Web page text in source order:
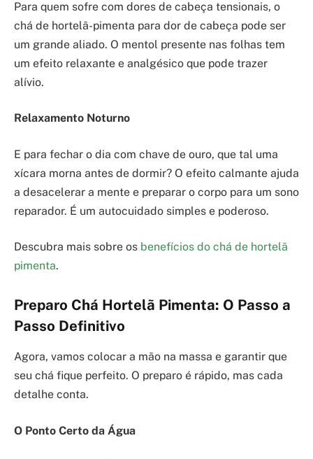
Para quem sofre com dores de cabeça tensionais, o
chá de hortelã-pimenta para dor de cabeça pode ser
um grande aliado. O mentol presente nas folhas tem
um efeito relaxante e analgésico que pode trazer
alívio.
Relaxamento Noturno
E para fechar o dia com chave de ouro, que tal uma
xícara morna antes de dormir? O efeito calmante ajuda
a desacelerar a mente e preparar o corpo para um sono
reparador. É um autocuidado simples e poderoso.
Descubra mais sobre os benefícios do chá de hortelã
pimenta.
Preparo Chá Hortelã Pimenta: O Passo a
Passo Definitivo
Agora, vamos colocar a mão na massa e garantir que
seu chá fique perfeito. O preparo é rápido, mas cada
detalhe conta.
O Ponto Certo da Água